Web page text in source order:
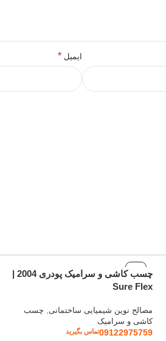
ایمیل *
چسب کاشی و سرامیک پودری 2004 |
Sure Flex
مصالح نوین شیمیایی ساختمانی
چسب
کاشی و سرامیک
09122975759تماس بگیرید